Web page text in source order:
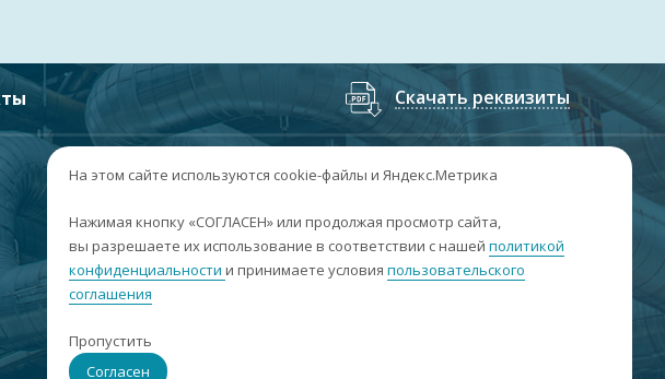
Скачать реквизиты
+7 (3852) 50-60-74;+7 (3852) 50-60-73
г. Барнаул, пр. Ленина, 158А, Н1/204
сб-вс: выходные
На этом сайте используются cookie-файлы и Яндекс.Метрика
Нажимая кнопку «СОГЛАСЕН» или продолжая просмотр сайта,
вы разрешаете их использование в соответствии с нашей политикой
конфиденциальности и принимаете условия пользовательского
соглашения
Пропустить
Согласен